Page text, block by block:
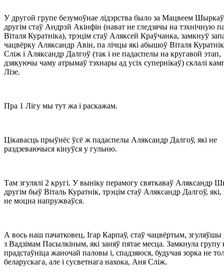
У другой групе безумоўнае лідэрства было за Мацвеем
другім стаў Андрэй Акінфін (нават не гледзячы на тэхнічную
Віталя Куратніка), трэцім стаў Аляксей Краўчанка, замкнуў
чацвёрку Аляксандр Авін, па лічцы які абышоў Віталя
Сліж і Аляксандр Далгоў (так і не падаспелы на кругавой этап,
дзякуючы чаму атрымаў тэхнары ад усіх супернікаў) склалі
Лізе.
Пра 1 Лігу мы тут жа і раскажам.
Цікавасць прыўнёс ўсё ж падаспелы Аляксандр Далгоў, які не
раздзеваючыся кінуўся у гульню.
Там згулялі 2 кругі. У выніку перамогу святкаваў Аляксандр
другім быў Віталь Куратнік, трэцім стаў Аляксандр Далгоў,
не моцна напружваўся.
А вось наш пачатковец, Ігар Карпаў, стаў чацвёртым,
з Вадзімам Пасылкіным, які заняў пятае месца. Замкнула групу
прадстаўніца жаночай паловы і, спадзяюся, будучая зорка не
беларускага, але і сусветнага нахока, Аня Сліж.